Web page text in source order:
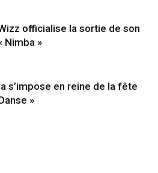
officialise la sortie de son
Nimba »
s’impose en reine de la fête
»